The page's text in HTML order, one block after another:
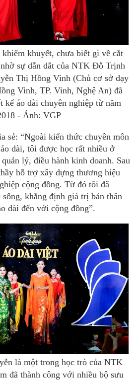
khuyết, chưa biết gì về cắt
sự dẫn dắt của NTK Đỗ Trịnh
Thị Hồng Vinh (Chủ cơ sở dạy
Vinh, TP. Vinh, Nghệ An) đã
kế áo dài chuyên nghiệp từ năm
- Ảnh: VGP
sẻ: “Ngoài kiến thức chuyên môn
dài, tôi được học rất nhiều ở
lý, điều hành kinh doanh. Sau
hỗ trợ xây dựng thương hiệu
cộng đồng. Từ đó tôi đã
khẳng định giá trị bản thân
dài đến với cộng đồng”.
là một trong học trò của NTK
đã thành công với nhiều bộ sưu